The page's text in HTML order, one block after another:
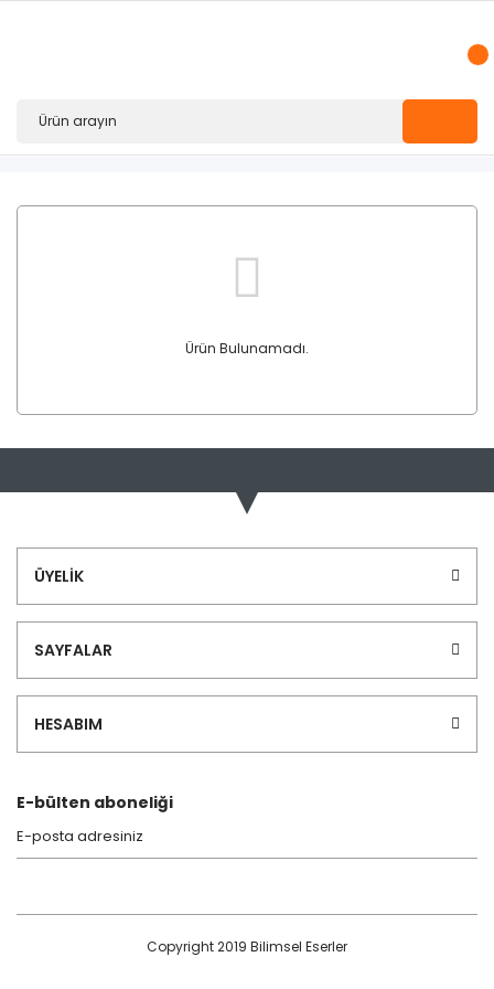
Ürün Bulunamadı.
ÜYELİK
SAYFALAR
HESABIM
E-bülten aboneliği
Copyright 2019 Bilimsel Eserler